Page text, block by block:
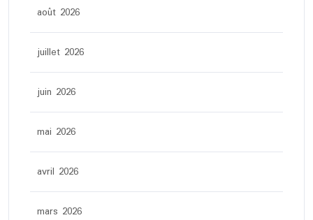
août 2026
juillet 2026
juin 2026
mai 2026
avril 2026
mars 2026